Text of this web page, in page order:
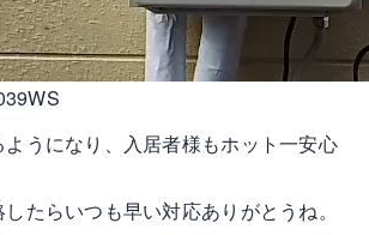
うになり、入居者様もホット一安心
たらいつも早い対応ありがとうね。